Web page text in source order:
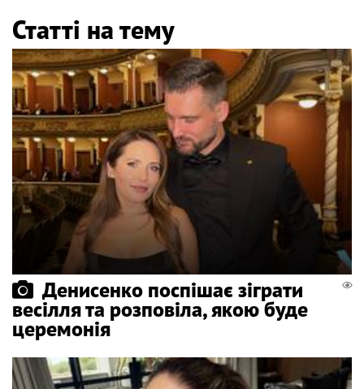
Статті на тему
Денисенко поспішає зіграти
весілля та розповіла, якою буде
церемонія